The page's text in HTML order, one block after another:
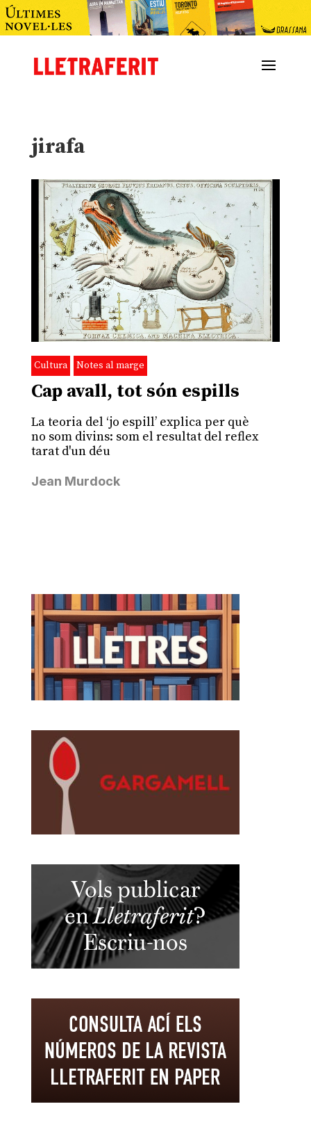
jirafa
Cultura Notes al marge
Cap avall, tot són espills
La teoria del ‘jo espill’ explica per què
no som divins: som el resultat del reflex
tarat d'un déu
Jean Murdock